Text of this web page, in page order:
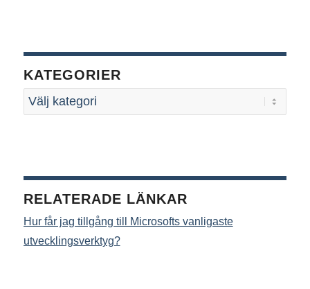
KATEGORIER
RELATERADE LÄNKAR
Hur får jag tillgång till Microsofts vanligaste
utvecklingsverktyg?